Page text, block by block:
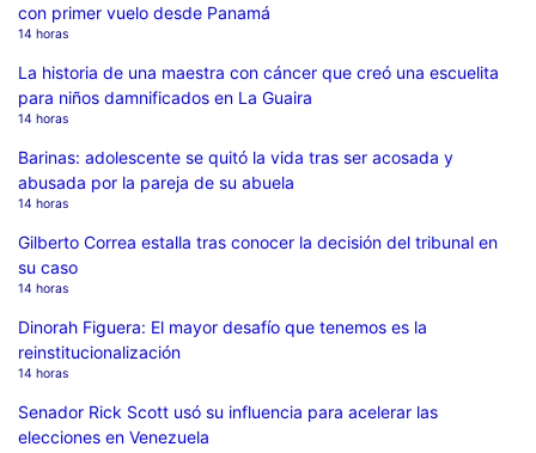
con primer vuelo desde Panamá
14 horas
La historia de una maestra con cáncer que creó una escuelita
para niños damnificados en La Guaira
14 horas
Barinas: adolescente se quitó la vida tras ser acosada y
abusada por la pareja de su abuela
14 horas
Gilberto Correa estalla tras conocer la decisión del tribunal en
su caso
14 horas
Dinorah Figuera: El mayor desafío que tenemos es la
reinstitucionalización
14 horas
Senador Rick Scott usó su influencia para acelerar las
elecciones en Venezuela